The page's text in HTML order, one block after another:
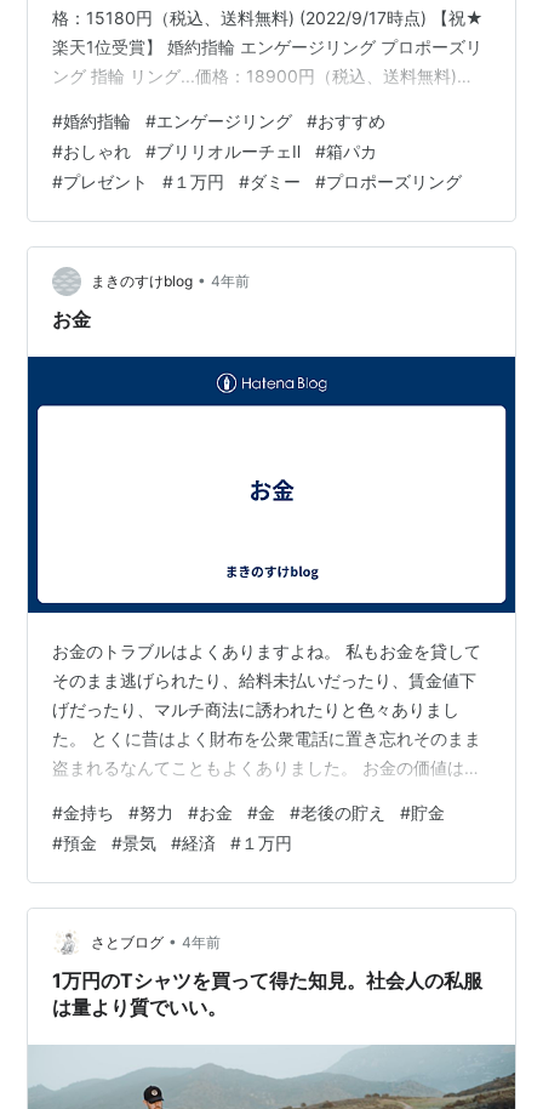
格：15180円（税込、送料無料) (2022/9/17時点) 【祝★
楽天1位受賞】 婚約指輪 エンゲージリング プロポーズリ
ング 指輪 リング...価格：18900円（税込、送料無料)
カラット プロポーズ用 プロポーズ...価格：11000円（税
込、送料無料) (2022/9/17時点) 【3冠★楽天1位受賞】婚
約指輪 エンゲージリング プロポーズリング 指輪 リン
グ...価格：24900円（税…
#婚約指輪 #エンゲージリング #おすすめ
#おしゃれ #ブリリオルーチェⅡ #箱パカ
#プレゼント # １万円 #ダミー #プロポーズリング
まきのすけblog • 4年前
お金
お金のトラブルはよくありますよね。 私もお金を貸して
そのまま逃げられたり、給料未払いだったり、賃金値下
げだったり、マルチ商法に誘われたりと色々ありまし
た。 とくに昔はよく財布を公衆電話に置き忘れそのまま
盗まれるなんてこともよくありました。 お金の価値は人
ている人の１万では１万という価値は同じなのに人の感
じる価値が違います。 お金持ちはケチである。よく聞く
言葉です。たしかに私が出会ってきた人はケチだなと感
じる事が多かったです。 私は庶民として思う事はお金を
持っている人はたくさんお金を使って欲しいという事。
しかし私はお金持ちの気持ちがわかりません。…
#金持ち #努力 #お金 #金 #老後の貯え #貯金
#預金 #景気 #経済 # １万円
さとブログ • 4年前
1万円のTシャツを買って得た知見。社会人の私服
は量より質でいい。